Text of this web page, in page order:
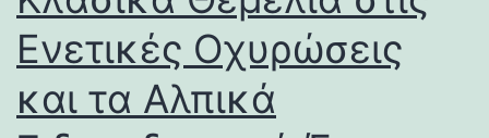
Ενετικές Οχυρώσεις
και τα Αλπικά